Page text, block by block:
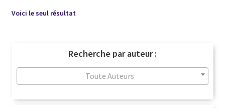
Voici le seul résultat
Recherche par auteur :
Toute Auteurs